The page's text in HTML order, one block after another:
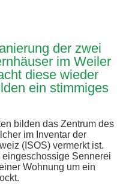
der zwei
im Weiler
diese wieder
ein stimmiges
bilden das Zentrum des
im Inventar der
(ISOS) vermerkt ist.
Sennerei
Wohnung um ein